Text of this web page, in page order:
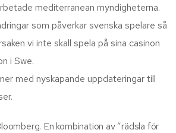
mediterranean myndigheterna.
som påverkar svenska spelare så
vi inte skall spela på sina casinon
i Swe.
med nyskapande uppdateringar till
En kombination av ”rädsla för